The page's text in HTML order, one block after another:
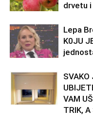
drvetu
Lepa
K0JU
SVAKO
VAM
TRIK, A